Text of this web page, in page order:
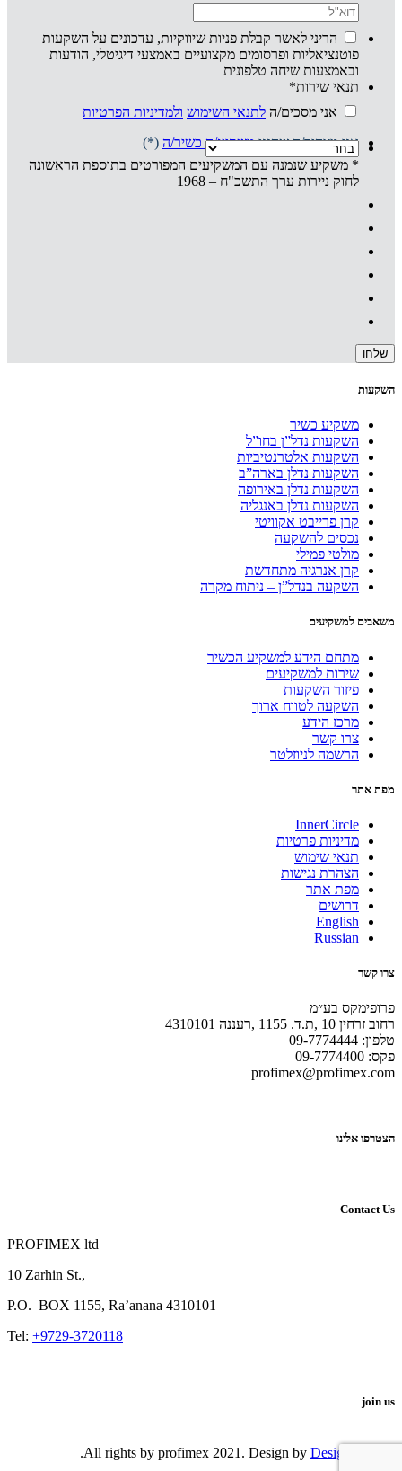
הריני לאשר קבלת פניות שיווקיות, עדכונים על השקעות
פוטנציאליות ופרסומים מקצועיים באמצעי דיגיטלי, הודעות
ובאמצעות שיחה טלפונית
תנאי שירות*
אני מסכים/ה לתנאי השימוש ולמדיניות הפרטיות
אני מצהיר/ה שהננימשקיע/ה כשיר/ה (*)
* משקיע שנמנה עם המשקיעים המפורטים בתוספת הראשונה
לחוק ניירות ערך התשכ"ח – 1968
השקעות
משקיע כשיר
השקעות נדל”ן בחו”ל
השקעות אלטרנטיביות
השקעות נדלן בארה”ב
השקעות נדלן באירופה
השקעות נדלן באנגליה
קרן פרייבט אקוויטי
נכסים להשקעה
מולטי פמילי
קרן אנרגיה מתחדשת
השקעה בנדל”ן – ניתוח מקרה
משאבים למשקיעים
מתחם הידע למשקיע הכשיר
שירות למשקיעים
פיזור השקעות
השקעה לטווח ארוך
מרכז הידע
צרו קשר
הרשמה לניוזלטר
מפת אתר
InnerCircle
מדיניות פרטיות
תנאי שימוש
הצהרת נגישות
מפת אתר
דרושים
English
Russian
צרו קשר
פרופימקס בע״מ
רחוב זרחין 10 ,ת.ד. 1155 ,רעננה 4310101
טלפון: 09-7774444
פקס: 09-7774400
profimex@profimex.com
הצטרפו אלינו
Contact Us
PROFIMEX ltd
10 Zarhin St.,
P.O. BOX 1155, Ra’anana 4310101
Tel: +9729-3720118
join us
DesignShop
.